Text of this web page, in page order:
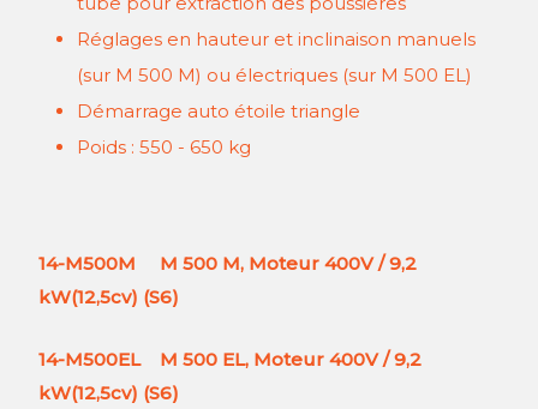
Réglages en hauteur et inclinaison manuels
(sur M 500 M) ou électriques (sur M 500 EL)
Démarrage auto étoile triangle
Poids : 550 - 650 kg
14-M500M M 500 M, Moteur 400V / 9,2
kW(12,5cv) (S6)
14-M500EL M 500 EL, Moteur 400V / 9,2
kW(12,5cv) (S6)